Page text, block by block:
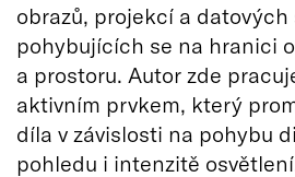
obrazů, projekcí a
pohybujících se na hranici
a prostoru. Autor zde
aktivním prvkem, který
díla v závislosti na pohybu
pohledu i intenzitě